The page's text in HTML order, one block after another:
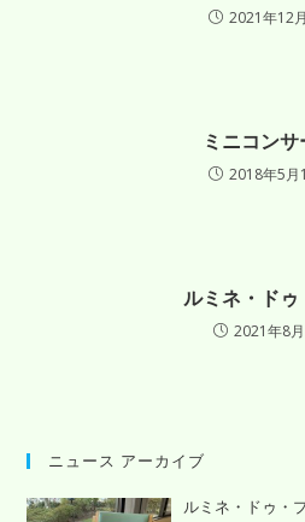
2021年12
ミニコンサ
2018年5月
ルミネ・ドゥ
2021年8
ニュース アーカイブ
ルミネ・ドゥ・